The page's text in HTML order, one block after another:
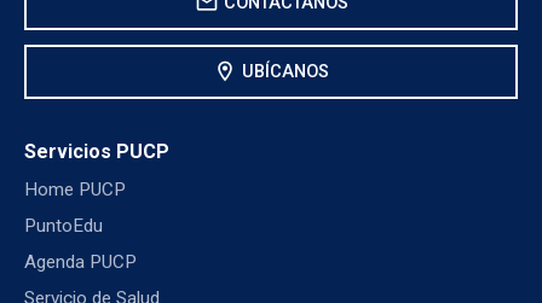
location_on UBÍCANOS
Servicios PUCP
Home PUCP
PuntoEdu
Agenda PUCP
Servicio de Salud